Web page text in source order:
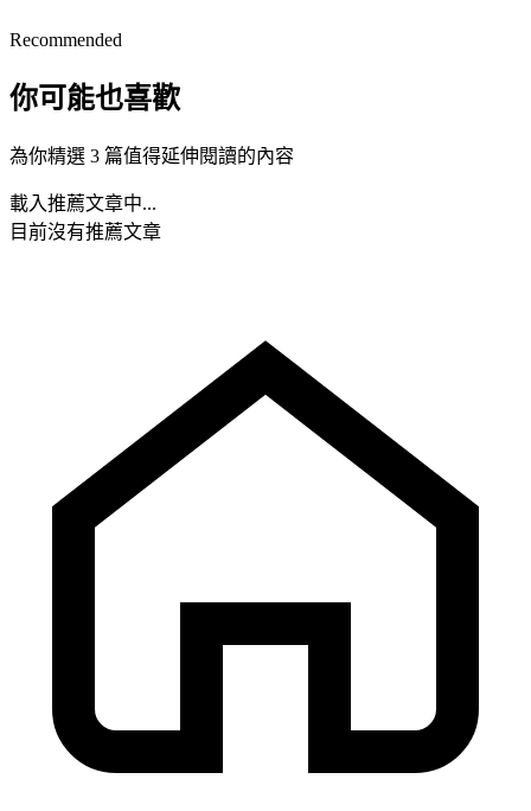
Recommended
你可能也喜歡
為你精選 3 篇值得延伸閱讀的內容
載入推薦文章中...
目前沒有推薦文章